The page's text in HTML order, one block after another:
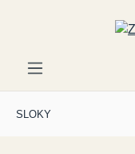
Zum Hauptinhalt
SLOKY